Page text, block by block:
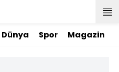
Dünya Spor Magazin